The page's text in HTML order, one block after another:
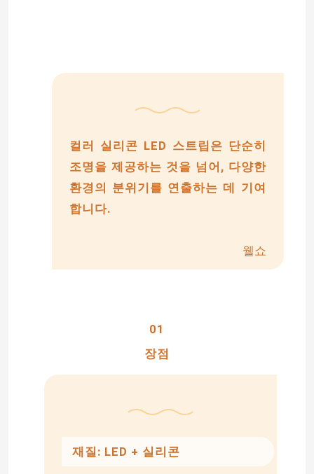
컬러 실리콘 LED 스트립은 단순히
조명을 제공하는 것을 넘어, 다양한
환경의 분위기를 연출하는 데 기여
합니다.
웰쇼
01
장점
재질: LED + 실리콘